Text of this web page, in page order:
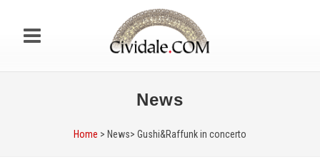
News
Home > News> Gushi&Raffunk in concerto